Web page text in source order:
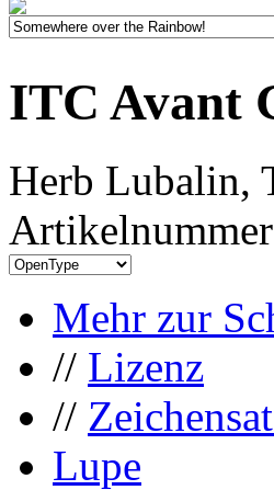
ITC Avant
Herb Lubalin,
Mehr zur
// Lizenz
//
Lupe